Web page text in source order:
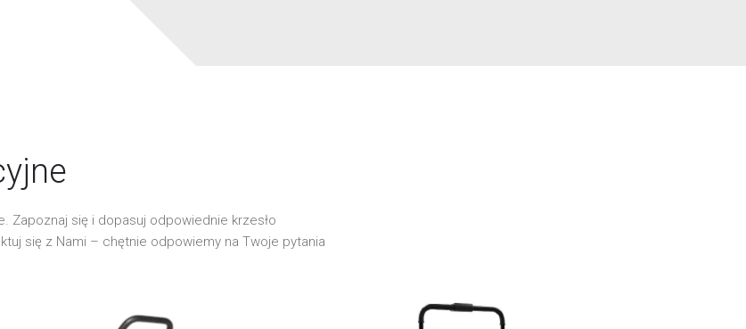
Zapoznaj się i dopasuj odpowiednie krzesło
się z Nami – chętnie odpowiemy na Twoje pytania